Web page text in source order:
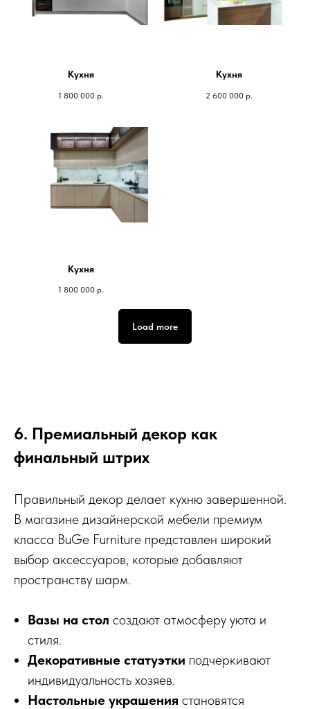
Кухня
1 800 000 р.
Кухня
2 600 000 р.
Кухня
1 800 000 р.
Load more
6. Премиальный декор как
финальный штрих
Правильный декор делает кухню завершенной.
В магазине дизайнерской мебели премиум
класса BuGe Furniture представлен широкий
выбор аксессуаров, которые добавляют
пространству шарм.
Вазы на стол создают атмосферу уюта и
стиля.
Декоративные статуэтки подчеркивают
индивидуальность хозяев.
Настольные украшения становятся